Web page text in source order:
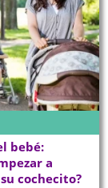
bebé:
a
cochecito?